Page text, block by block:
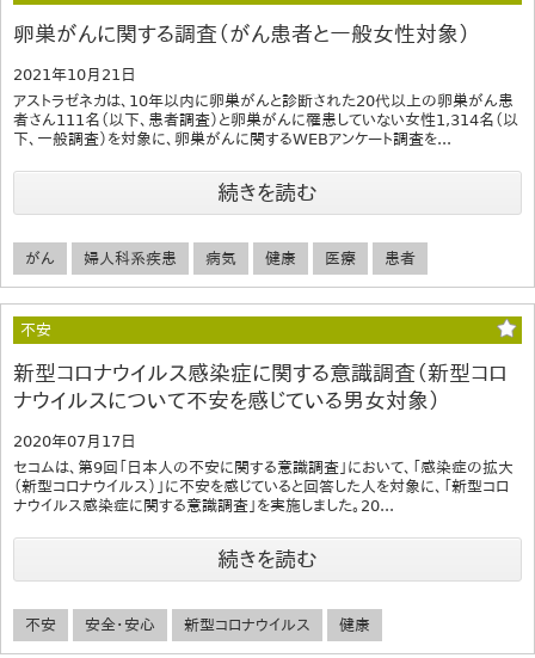
卵巣がんに関する調査（がん患者と一般女性対象）
2021年10月21日
アストラゼネカは、10年以内に卵巣がんと診断された20代以上の卵巣がん患
者さん111名（以下、患者調査）と卵巣がんに罹患していない女性1,314名（以
下、一般調査）を対象に、卵巣がんに関するWEBアンケート調査を...
続きを読む
がん 婦人科系疾患 病気 健康 医療 患者
不安
新型コロナウイルス感染症に関する意識調査（新型コロ
ナウイルスについて不安を感じている男女対象）
2020年07月17日
セコムは、第9回「日本人の不安に関する意識調査」において、「感染症の拡大
（新型コロナウイルス）」に不安を感じていると回答した人を対象に、「新型コロ
ナウイルス感染症に関する意識調査」を実施しました。20...
続きを読む
不安 安全・安心 新型コロナウイルス 健康